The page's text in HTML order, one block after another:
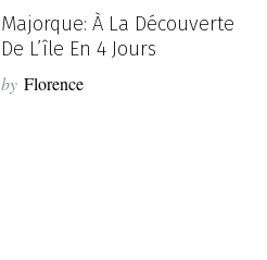
Majorque: À La Découverte
De L’île En 4 Jours
by Florence